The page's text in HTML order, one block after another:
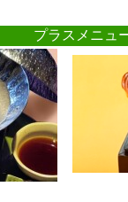
プラスメニ